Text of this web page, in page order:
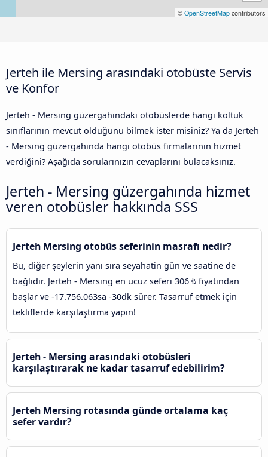
© OpenStreetMap contributors
Jerteh ile Mersing arasındaki otobüste Servis
ve Konfor
Jerteh - Mersing güzergahındaki otobüslerde hangi koltuk
sınıflarının mevcut olduğunu bilmek ister misiniz? Ya da Jerteh
- Mersing güzergahında hangi otobüs firmalarının hizmet
verdiğini? Aşağıda sorularınızın cevaplarını bulacaksınız.
Jerteh - Mersing güzergahında hizmet
veren otobüsler hakkında SSS
Jerteh Mersing otobüs seferinin masrafı nedir?
Bu, diğer şeylerin yanı sıra seyahatin gün ve saatine de
bağlıdır. Jerteh - Mersing en ucuz seferi 306 ₺ fiyatından
başlar ve -17.756.063sa -30dk sürer. Tasarruf etmek için
tekliflerde karşılaştırma yapın!
Jerteh - Mersing arasındaki otobüsleri
karşılaştırarak ne kadar tasarruf edebilirim?
Jerteh Mersing rotasında günde ortalama kaç
sefer vardır?